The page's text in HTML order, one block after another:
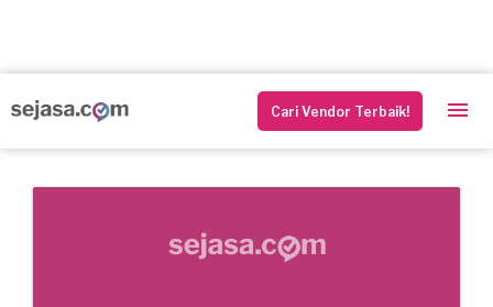
Cari Vendor Terbaik!